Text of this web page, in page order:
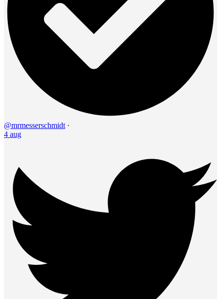
@mrmesserschmidt ·
4 aug